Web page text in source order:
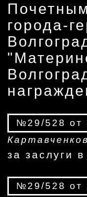
города-
№29/528 от
за заслуги
№29/528 от